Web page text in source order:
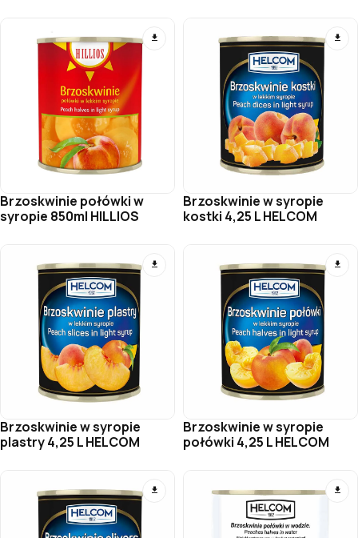
Brzoskwinie połówki w
syropie 850ml HILLIOS
Brzoskwinie w syropie
kostki 4,25 L HELCOM
Brzoskwinie w syropie
plastry 4,25 L HELCOM
Brzoskwinie w syropie
połówki 4,25 L HELCOM